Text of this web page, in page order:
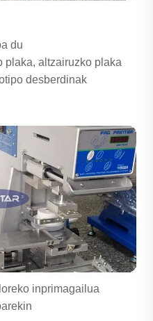
du
plaka, altzairuzko plaka
desberdinak
inprimagailua